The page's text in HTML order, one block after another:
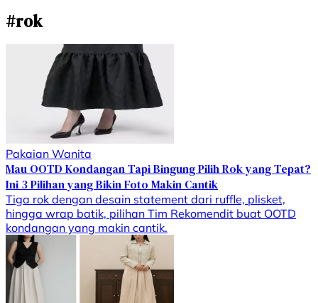
#rok
Pakaian Wanita
Mau OOTD Kondangan Tapi Bingung Pilih Rok yang Tepat?
Ini 3 Pilihan yang Bikin Foto Makin Cantik
Tiga rok dengan desain statement dari ruffle, plisket,
hingga wrap batik, pilihan Tim Rekomendit buat OOTD
kondangan yang makin cantik.